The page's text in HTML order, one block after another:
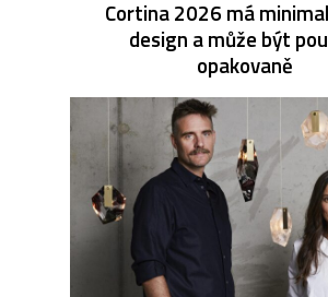
Cortina 2026 má
design a může být
opakovaně